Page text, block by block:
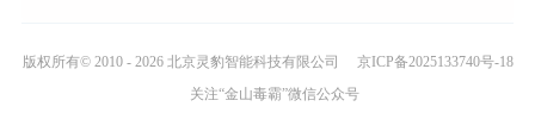
版权所有© 2010 - 2026 北京灵豹智能科技有限公司
京ICP备2025133740号-18
关注“金山毒霸”微信公众号